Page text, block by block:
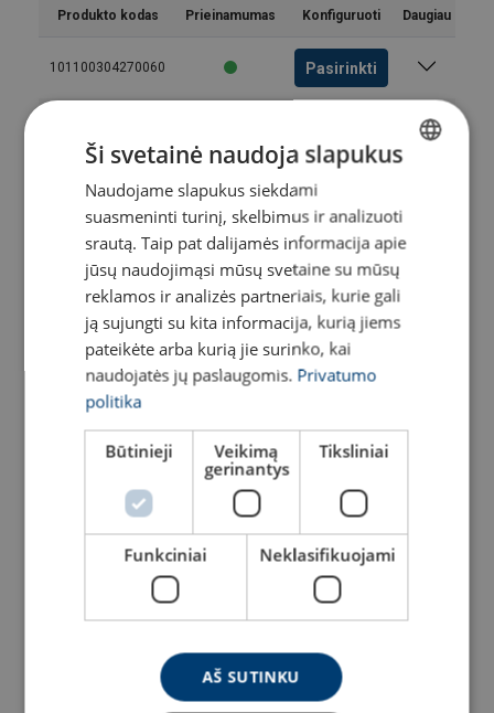
Produkto kodas Prieinamumas Konfiguruoti Daugiau
101100304270060 Pasirinkti
101100504270060 Pasirinkti
101100604270060 Pasirinkti
Pasirinkti
101100804270060 Pasirinkti
101100904270060 Pasirinkti
101101004270060 Pasirinkti
101101104270060 Pasirinkti
101101304270060 Pasirinkti
Vartotojo vadovas
User Manual ROPETEX Steel Wire Rope (LT).pdf
LITHUANIAN
ENGLISH TRANSLATION
Ši svetainė naudoja slapukus
Naudojame slapukus siekdami
suasmeninti turinį, skelbimus ir analizuoti
srautą. Taip pat dalijamės informacija apie
jūsų naudojimąsi mūsų svetaine su mūsų
reklamos ir analizės partneriais, kurie gali
ją sujungti su kita informacija, kurią jiems
pateikėte arba kurią jie surinko, kai
naudojatės jų paslaugomis. Privatumo
politika
Būtinieji
Veikimą
gerinantys
Tiksliniai
Funkciniai Neklasifikuojami
AŠ SUTINKU